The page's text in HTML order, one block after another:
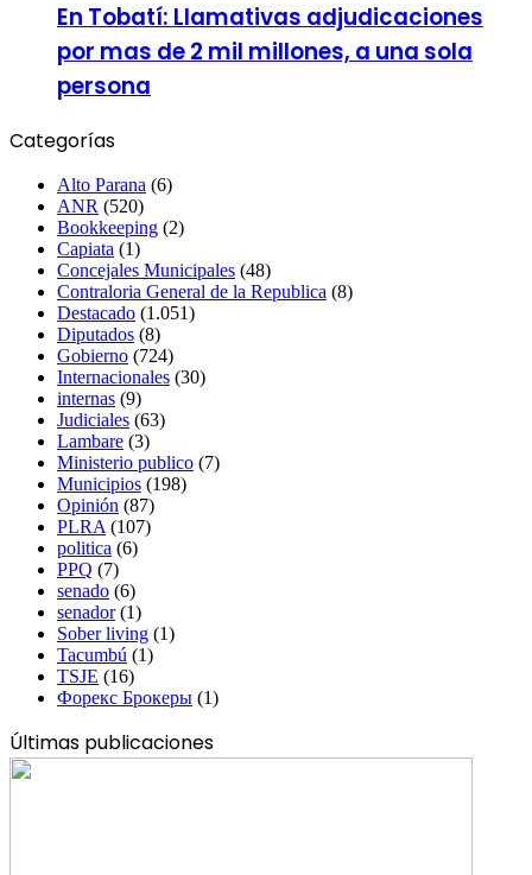
En Tobatí: Llamativas adjudicaciones
por mas de 2 mil millones, a una sola
persona
Categorías
Alto Parana (6)
ANR (520)
Bookkeeping (2)
Capiata (1)
Concejales Municipales (48)
Contraloria General de la Republica (8)
Destacado (1.051)
Diputados (8)
Gobierno (724)
Internacionales (30)
internas (9)
Judiciales (63)
Lambare (3)
Ministerio publico (7)
Municipios (198)
Opinión (87)
PLRA (107)
politica (6)
PPQ (7)
senado (6)
senador(1)
Sober living (1)
Tacumbú (1)
TSJE (16)
Форекс Брокеры (1)
Últimas publicaciones